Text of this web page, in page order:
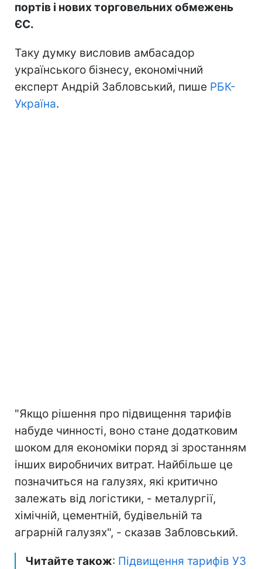
портів і нових торговельних обмежень
ЄС.
Таку думку висловив амбасадор
українського бізнесу, економічний
експерт Андрій Забловський, пише РБК-
Україна.
"Якщо рішення про підвищення тарифів
набуде чинності, воно стане додатковим
шоком для економіки поряд зі зростанням
інших виробничих витрат. Найбільше це
позначиться на галузях, які критично
залежать від логістики, - металургії,
хімічній, цементній, будівельній та
аграрній галузях", - сказав Забловський.
Читайте також: Підвищення тарифів УЗ